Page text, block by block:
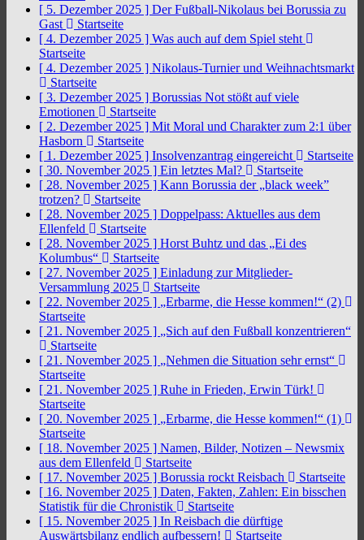
[ 5. Dezember 2025 ] Der Fußball-Nikolaus bei Borussia zu
Gast
Startseite
[ 4. Dezember 2025 ] Was auch auf dem Spiel steht
Startseite
[ 4. Dezember 2025 ] Nikolaus-Turnier und Weihnachtsmarkt
Startseite
[ 3. Dezember 2025 ] Borussias Not stößt auf viele
Emotionen
Startseite
[ 2. Dezember 2025 ] Mit Moral und Charakter zum 2:1 über
Hasborn
Startseite
[ 1. Dezember 2025 ] Insolvenzantrag eingereicht
Startseite
[ 30. November 2025 ] Ein letztes Mal?
Startseite
[ 28. November 2025 ] Kann Borussia der „black week”
trotzen?
Startseite
[ 28. November 2025 ] Doppelpass: Aktuelles aus dem
Ellenfeld
Startseite
[ 28. November 2025 ] Horst Buhtz und das „Ei des
Kolumbus“
Startseite
[ 27. November 2025 ] Einladung zur Mitglieder-
Versammlung 2025
Startseite
[ 22. November 2025 ] „Erbarme, die Hesse kommen!“ (2)
Startseite
[ 21. November 2025 ] „Sich auf den Fußball konzentrieren“
Startseite
[ 21. November 2025 ] „Nehmen die Situation sehr ernst“
Startseite
[ 21. November 2025 ] Ruhe in Frieden, Erwin Türk!
Startseite
[ 20. November 2025 ] „Erbarme, die Hesse kommen!“ (1)
Startseite
[ 18. November 2025 ] Namen, Bilder, Notizen – Newsmix
aus dem Ellenfeld
Startseite
[ 17. November 2025 ] Borussia rockt Reisbach
Startseite
[ 16. November 2025 ] Daten, Fakten, Zahlen: Ein bisschen
Statistik für die Chronistik
Startseite
[ 15. November 2025 ] In Reisbach die dürftige
Auswärtsbilanz endlich aufbessern!
Startseite